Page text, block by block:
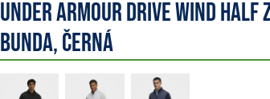
Under Armour Drive Wind Half
bunda, černá